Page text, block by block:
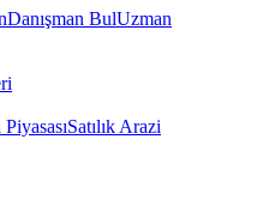
Danışman BulUzman
PiyasasıSatılık Arazi